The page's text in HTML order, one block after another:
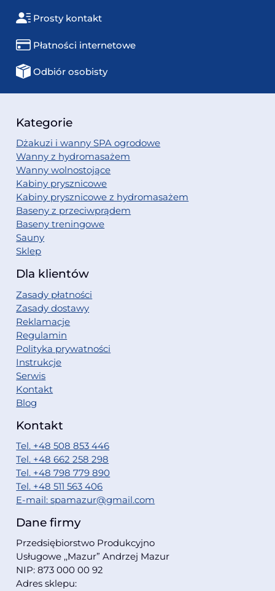
Prosty kontakt
Płatności internetowe
Odbiór osobisty
Kategorie
Dżakuzi i wanny SPA ogrodowe
Wanny z hydromasażem
Wanny wolnostojące
Kabiny prysznicowe
Kabiny prysznicowe z hydromasażem
Baseny z przeciwprądem
Baseny treningowe
Sauny
Sklep
Dla klientów
Zasady płatności
Zasady dostawy
Reklamacje
Regulamin
Polityka prywatności
Instrukcje
Serwis
Kontakt
Blog
Kontakt
Tel. +48 508 853 446
Tel. +48 662 258 298
Tel. +48 798 779 890
Tel. +48 511 563 406
E-mail: spamazur@gmail.com
Dane firmy
Przedsiębiorstwo Produkcyjno
Usługowe ,,Mazur” Andrzej Mazur
NIP: 873 000 00 92
Adres sklepu: